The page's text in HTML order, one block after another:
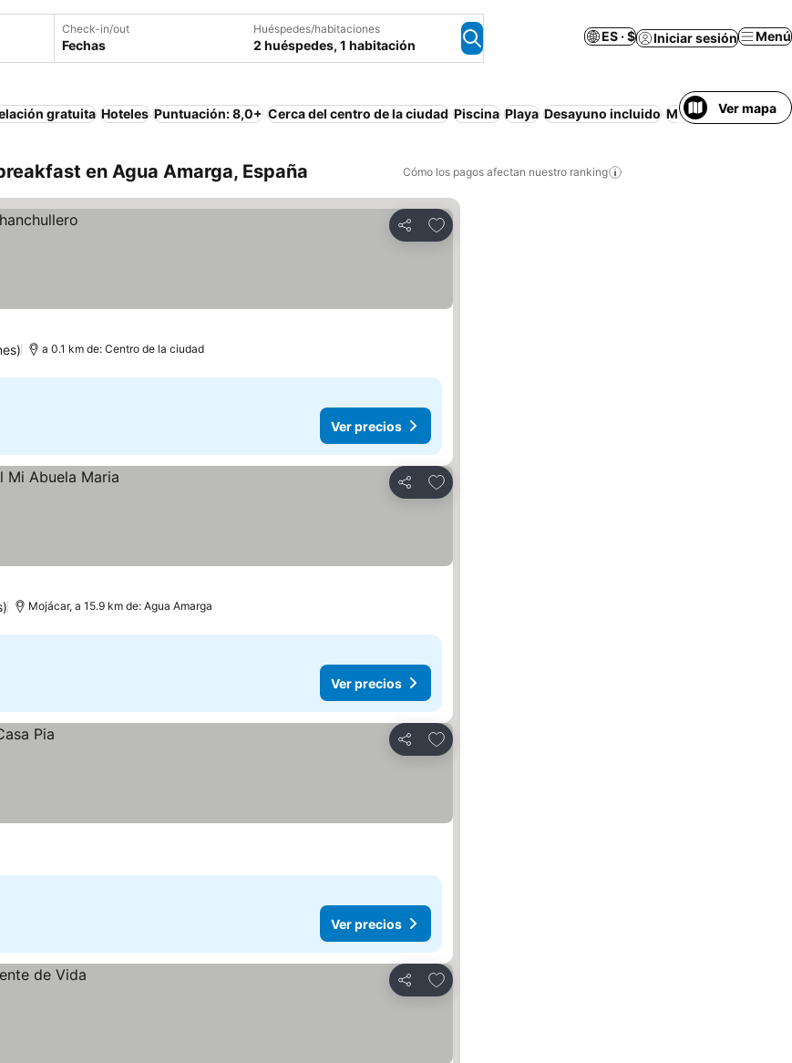
Check-in/out
Fechas
Huéspedes/habitaciones
2 huéspedes, 1 habitación
ES · $ Iniciar sesión Menú
gratuita Hoteles Puntuación: 8,0+ Cerca del centro de la ciudad Piscina Playa Desayuno incluido MascotasVer mapa
en Agua Amarga, España Cómo los pagos afectan nuestro ranking
Compartir
Agregar a favoritos
a 0.1 km de: Centro de la ciudad
Ver precios
Compartir
Agregar a favoritos
Mojácar, a 15.9 km de: Agua Amarga
Ver precios
Compartir
Agregar a favoritos
Ver precios
Compartir
Agregar a favoritos